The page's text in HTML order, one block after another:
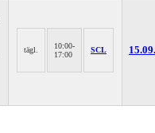
tägl.
10:00-
17:00
SCL